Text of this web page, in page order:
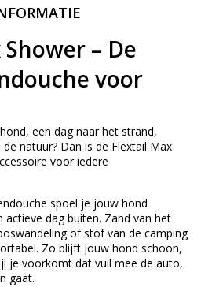
– De
voor
een dag naar het strand,
natuur? Dan is de Flextail Max
voor iedere
spoel je jouw hond
actieve dag buiten. Zand van het
of stof van de camping
Zo blijft jouw hond schoon,
je voorkomt dat vuil mee de auto,
gaat.